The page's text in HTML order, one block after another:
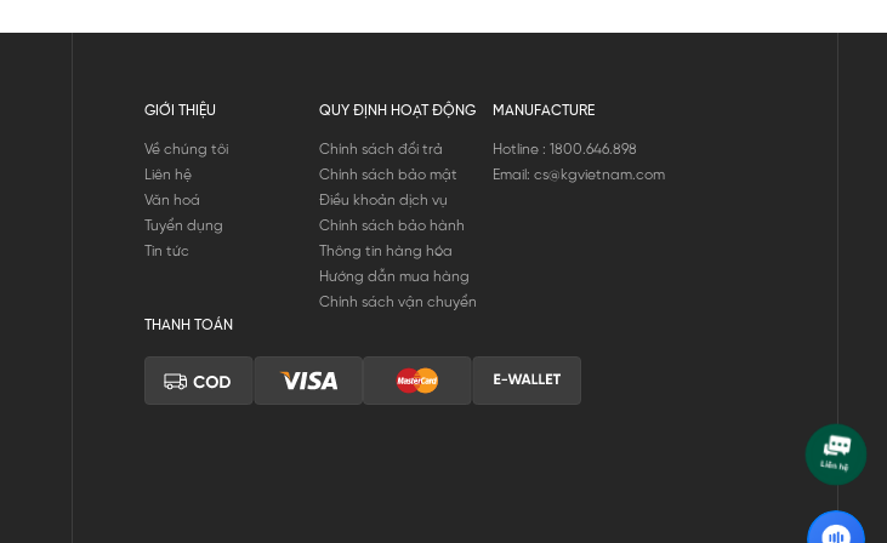
GIỚI THIỆU
Về chúng tôi
Liên hệ
Văn hoá
Tuyển dụng
Tin tức
QUY ĐỊNH HOẠT ĐỘNG
Chính sách đổi trả
Chính sách bảo mật
Điều khoản dịch vụ
Chính sách bảo hành
Thông tin hàng hóa
Hướng dẫn mua hàng
Chính sách vận chuyển
MANUFACTURE
Hotline : 1800.646.898
Email: cs@kgvietnam.com
THANH TOÁN